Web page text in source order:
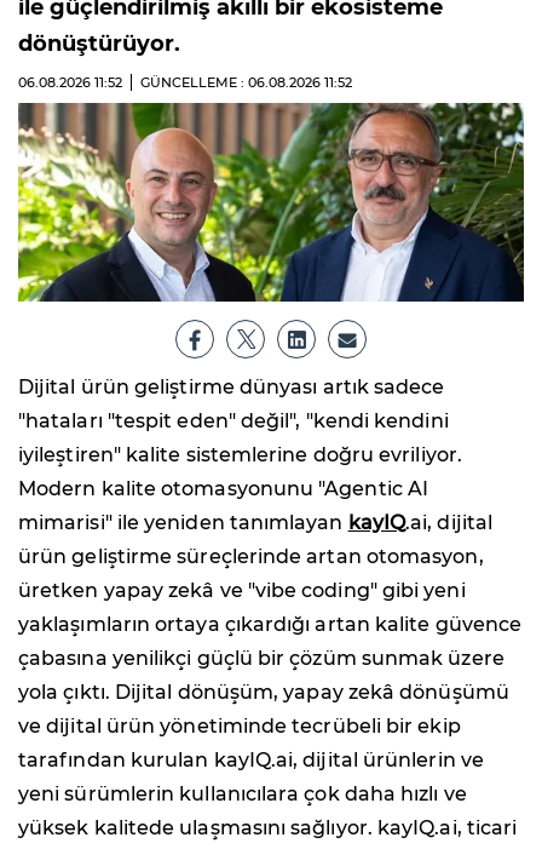
ile güçlendirilmiş akıllı bir ekosisteme
dönüştürüyor.
06.08.2026 11:52 GÜNCELLEME : 06.08.2026 11:52
Dijital ürün geliştirme dünyası artık sadece
"hataları "tespit eden" değil", "kendi kendini
iyileştiren" kalite sistemlerine doğru evriliyor.
Modern kalite otomasyonunu "Agentic AI
mimarisi" ile yeniden tanımlayan kayIQ.ai, dijital
ürün geliştirme süreçlerinde artan otomasyon,
üretken yapay zekâ ve "vibe coding" gibi yeni
yaklaşımların ortaya çıkardığı artan kalite güvence
çabasına yenilikçi güçlü bir çözüm sunmak üzere
yola çıktı. Dijital dönüşüm, yapay zekâ dönüşümü
ve dijital ürün yönetiminde tecrübeli bir ekip
tarafından kurulan kayIQ.ai, dijital ürünlerin ve
yeni sürümlerin kullanıcılara çok daha hızlı ve
yüksek kalitede ulaşmasını sağlıyor. kayIQ.ai, ticari